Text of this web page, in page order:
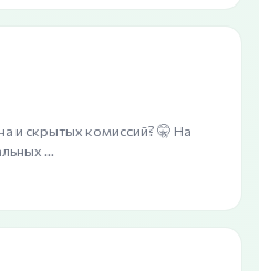
и скрытых комиссий? 🤫 На
…